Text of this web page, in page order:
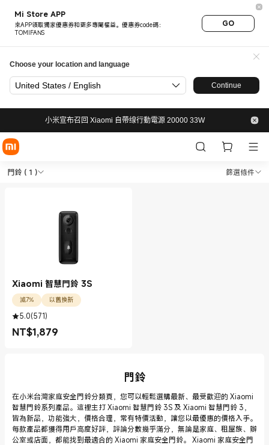
Mi Store APP
來APP領取獨家優惠券和更多專屬權益。優惠券code碼：
TOMIFANS
GO
Choose your location and language
United States / English Continue
小米宣布召回 Xiaomi 自帶缐行動電源 20000 33W
Shop 居家安全 門鈴 in
門鈴 ( 1 ) 篩選條件
Shop 居家安全 門鈴 in Xiaomi 小米官
Xiaomi 智慧門鈴 3S
減7% 以舊換新
5.0(571)
NT$1,879
現價 NT$1879.00
門鈴
在小米台灣家庭安全門鈴分類頁，您可以輕鬆選購最新、最受歡迎的 Xiaomi
智慧門鈴系列產品。這裡主打 Xiaomi 智慧門鈴 3S 及 Xiaomi 智慧門鈴 3，
皆為新品，功能強大，價格合理，常有特價活動，讓您以最優惠的價格入手。
每款產品都獲得用戶高度好評，評論分數幾乎滿分，無論是家庭、租屋族、辦
公室或店面，都能找到最適合的 Xiaomi 家庭安全門鈴。 Xiaomi 家庭安全門